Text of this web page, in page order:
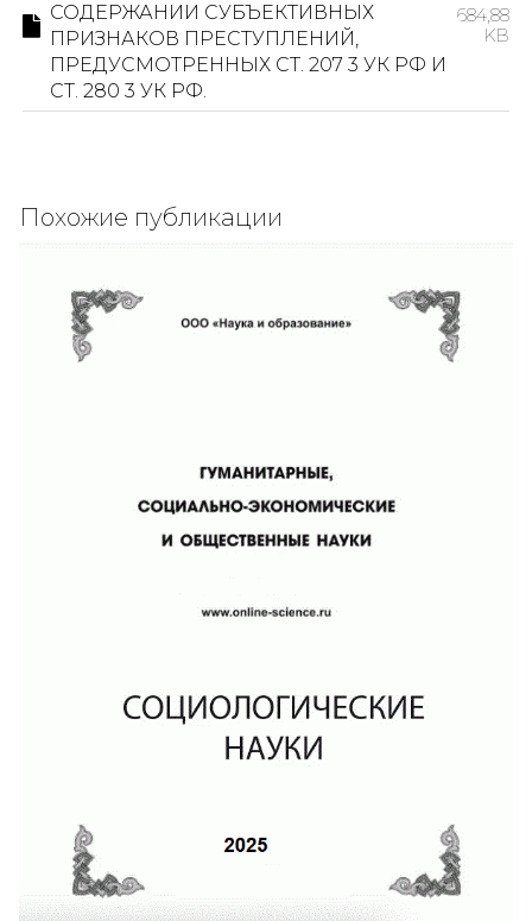
СОДЕРЖАНИИ СУБЪЕКТИВНЫХ
ПРИЗНАКОВ ПРЕСТУПЛЕНИЙ,
ПРЕДУСМОТРЕННЫХ СТ. 207 3 УК РФ И
СТ. 280 3 УК РФ.
684,88
KB
Похожие публикации